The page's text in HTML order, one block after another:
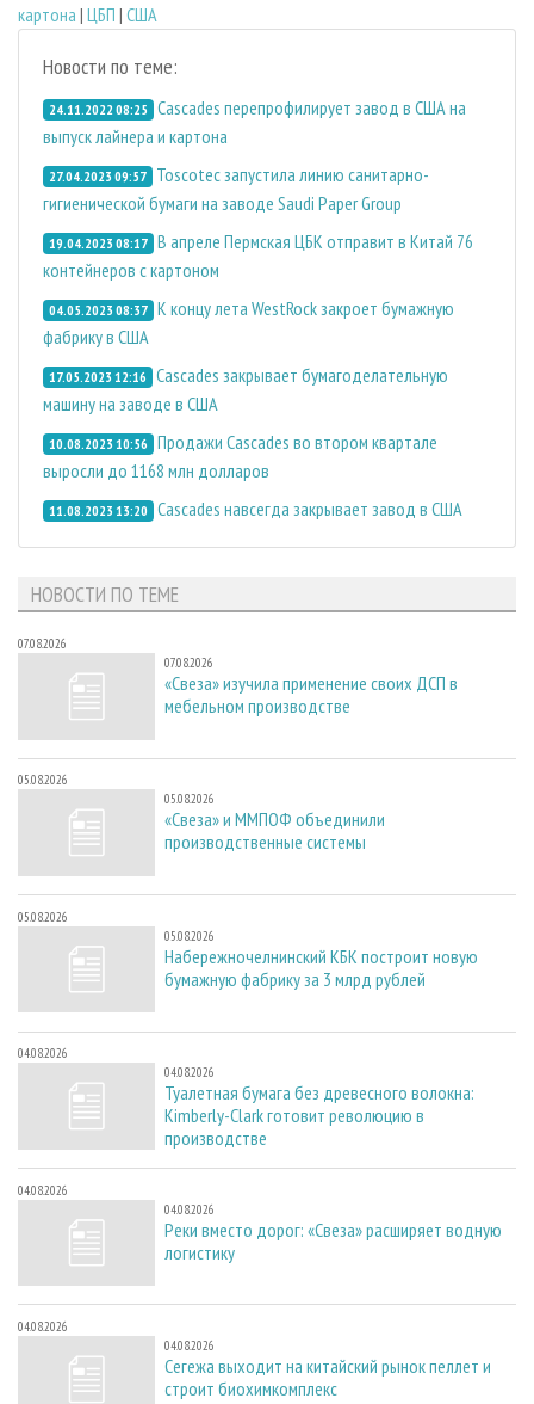
картона | ЦБП | США
Новости по теме:
24.11.2022 08:25 Cascades перепрофилирует завод в США на
выпуск лайнера и картона
27.04.2023 09:57
Toscotec запустила линию санитарно-
гигиенической бумаги на заводе Saudi Paper Group
19.04.2023 08:17 В апреле Пермская ЦБК отправит в Китай 76
контейнеров с картоном
04.05.2023 08:37 К концу лета WestRock закроет бумажную
фабрику в США
17.05.2023 12:16 Cascades закрывает бумагоделательную
машину на заводе в США
10.08.2023 10:56 Продажи Cascades во втором квартале
выросли до 1168 млн долларов
11.08.2023 13:20 Cascades навсегда закрывает завод в США
НОВОСТИ ПО ТЕМЕ
07.08.2026
07.08.2026
«Свеза» изучила применение своих ДСП в
мебельном производстве
05.08.2026
05.08.2026
«Свеза» и ММПОФ объединили
производственные системы
05.08.2026
05.08.2026
Набережночелнинский КБК построит новую
бумажную фабрику за 3 млрд рублей
04.08.2026
04.08.2026
Туалетная бумага без древесного волокна:
Kimberly-Clark готовит революцию в
производстве
04.08.2026
04.08.2026
Реки вместо дорог: «Свеза» расширяет водную
логистику
04.08.2026
04.08.2026
Сегежа выходит на китайский рынок пеллет и
строит биохимкомплекс